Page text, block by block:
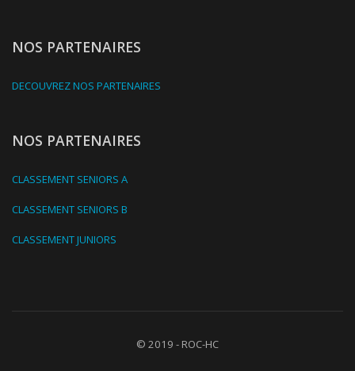
NOS PARTENAIRES
DECOUVREZ NOS PARTENAIRES
NOS PARTENAIRES
CLASSEMENT SENIORS A
CLASSEMENT SENIORS B
CLASSEMENT JUNIORS
© 2019 - ROC-HC